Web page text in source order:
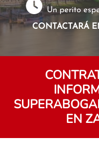
Un perito
CONTACTARÁ
EN